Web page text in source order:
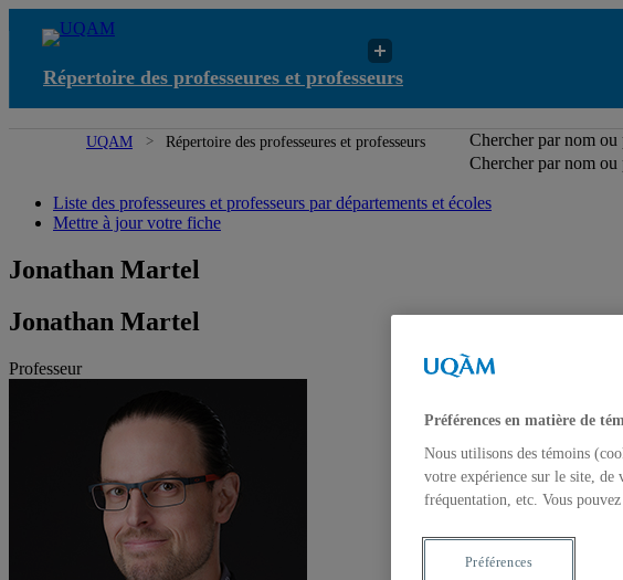
Répertoire des professeures et professeurs
UQAM Répertoire des professeures et professeurs
Chercher par nom ou
Chercher par nom ou
Liste des professeures et professeurs par départements et écoles
Mettre à jour votre fiche
Jonathan Martel
Jonathan Martel
Professeur
Préférences en matière de
Nous utilisons des témoins
votre expérience sur le site, de
fréquentation, etc. Vous
Préférences